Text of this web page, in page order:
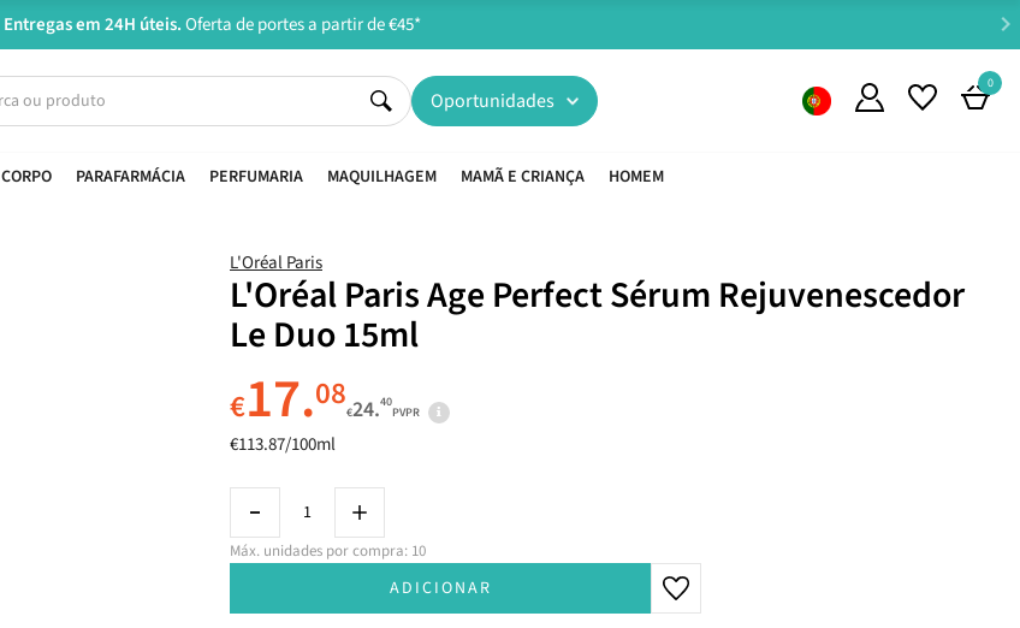
Entregas em 24H úteis.Oferta de portes a partir de €45*
Oportunidades
0
CORPO PARAFARMÁCIA PERFUMARIA MAQUILHAGEM MAMÃ E CRIANÇA HOMEM
L'Oréal Paris
L'Oréal Paris Age Perfect Sérum Rejuvenescedor
Le Duo 15ml
€17.08€24.40
PVPR
€113.87/100ml
Máx. unidades por compra: 10
ADICIONAR